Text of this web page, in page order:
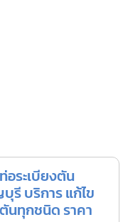
อระเบียงตัน
รี บริการ แก้ไข
นทุกชนิด ราคา